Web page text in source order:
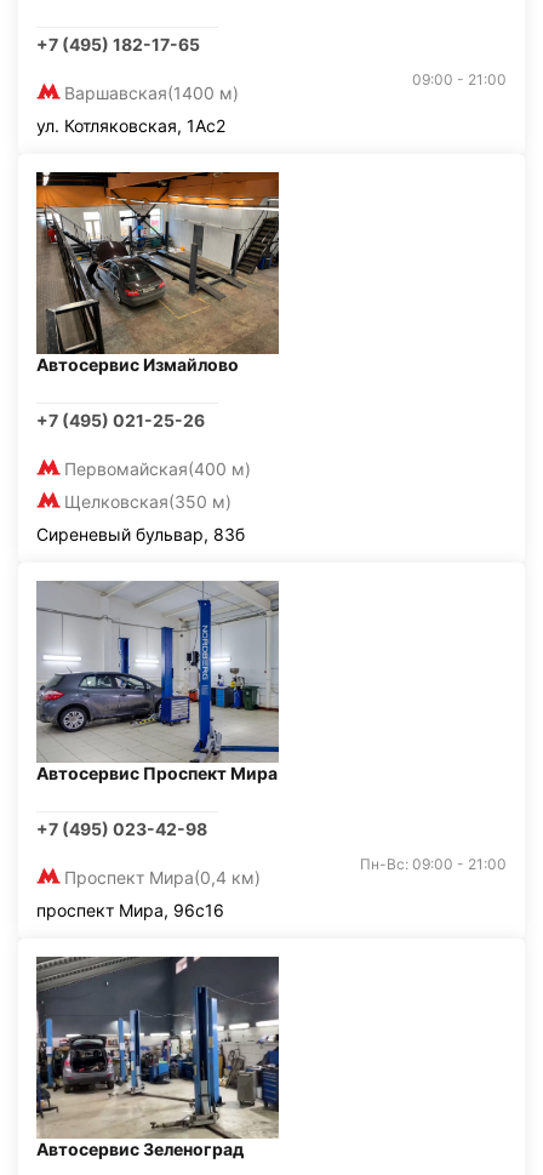
+7 (495) 182-17-65
Варшавская(1400 м)
09:00 - 21:00
ул. Котляковская, 1Ас2
Автосервис Измайлово
+7 (495) 021-25-26
Первомайская(400 м)
Щелковская(350 м)
Сиреневый бульвар, 83б
Автосервис Проспект Мира
+7 (495) 023-42-98
Проспект Мира(0,4 км)
Пн-Вс: 09:00 - 21:00
проспект Мира, 96с16
Автосервис Зеленоград